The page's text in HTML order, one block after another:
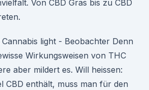
Von CBD Gras bis zu CBD
light - Beobachter Denn
Wirkungsweisen von THC
aber mildert es. Will heissen:
CBD enthält, muss man für den